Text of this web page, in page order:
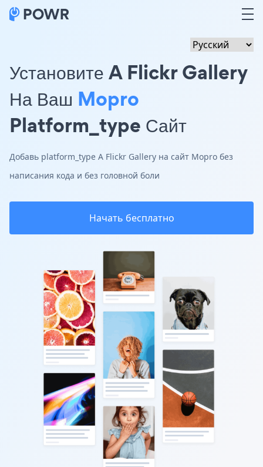
Установите A Flickr Gallery
На Ваш Mopro
Platform_type Сайт
Добавь platform_type A Flickr Gallery на сайт Mopro без
написания кода и без головной боли
Начать бесплатно